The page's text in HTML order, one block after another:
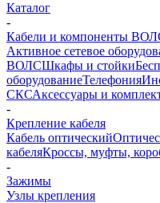
Каталог
-
Кабели и компоненты
Активное сетевое
ВОЛСШкафы и стойки
оборудованиеТелефония
СКСАксессуары и
-
Крепление кабеля
Кабель оптический
кабеляКроссы, муфты,
-
Зажимы
Узлы крепления